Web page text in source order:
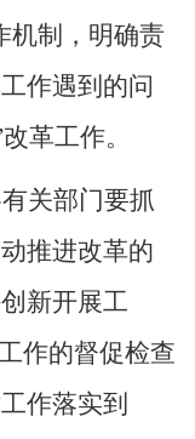
机制，明确责
作遇到的问
革工作。
关部门要抓
推进改革的
新开展工
作的督促检查
作落实到